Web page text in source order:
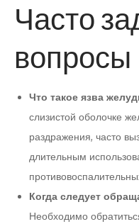
Часто
вопросы
Что такое язва
слизистой оболочке
раздражения, часто
длительным
Когда следует
Необходимо